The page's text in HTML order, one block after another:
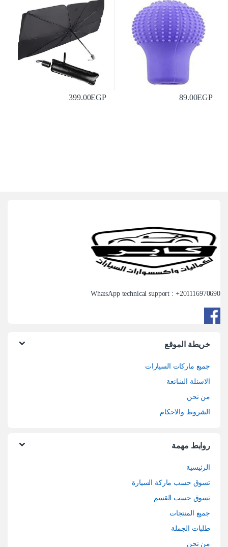
89.00EGP
399.00EGP
WhatsApp technical support : +201116970690
خريطة الموقع
جميع ماركات السيارات
الاسئلة الشائعة
من نحن
الشروط والاحكام
روابط مهمة
الرئيسية
تسوق حسب ماركة السيارة
تسوق حسب القسم
جميع المنتجات
طلبات الجملة
من نحن